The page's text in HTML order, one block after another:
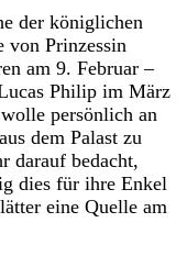
der königlichen
von Prinzessin
am 9. Februar –
Philip im März
persönlich an
dem Palast zu
darauf bedacht,
dies für ihre Enkel
eine Quelle am